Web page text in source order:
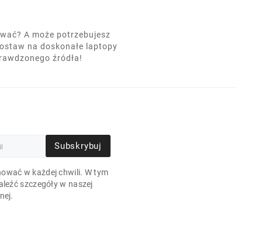
A może potrzebujesz
na doskonałe laptopy
źródła!
Subskrybuj
w każdej chwili. W tym
szczegóły w naszej